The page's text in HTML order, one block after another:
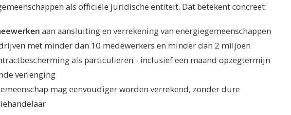
als officiële juridische entiteit. Dat betekent concreet:
aan aansluiting en verrekening van energiegemeenschappen
met minder dan 10 medewerkers en minder dan 2 miljoen
als particulieren - inclusief een maand opzegtermijn
verlenging
mag eenvoudiger worden verrekend, zonder dure